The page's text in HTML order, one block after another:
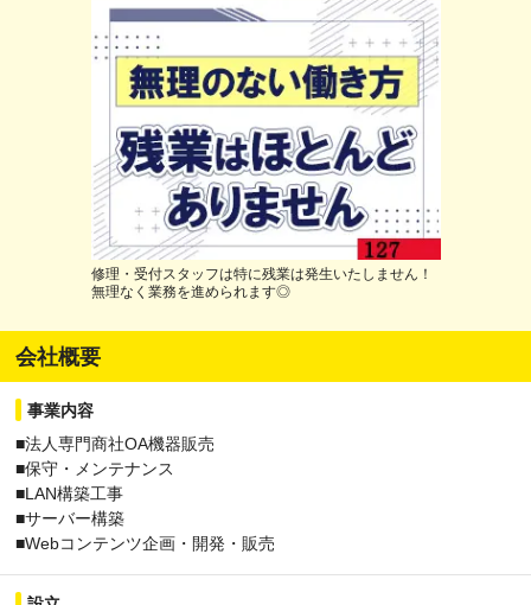
修理・受付スタッフは特に残業は発生いたしません！
無理なく業務を進められます◎
会社概要
事業内容
■法人専門商社OA機器販売
■保守・メンテナンス
■LAN構築工事
■サーバー構築
■Webコンテンツ企画・開発・販売